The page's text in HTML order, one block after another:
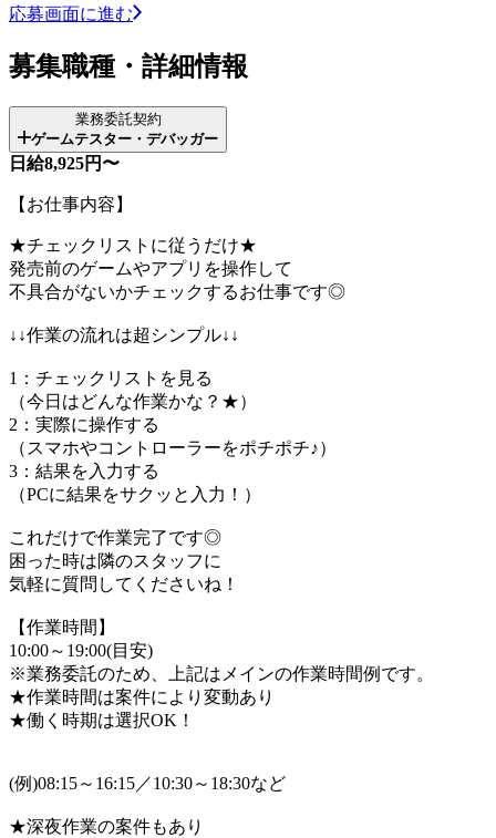
応募画面に進む
募集職種・詳細情報
業務委託契約
ゲームテスター・デバッガー
日給8,925円〜
【お仕事内容】
★チェックリストに従うだけ★
発売前のゲームやアプリを操作して
不具合がないかチェックするお仕事です◎
↓↓作業の流れは超シンプル↓↓
1：チェックリストを見る
（今日はどんな作業かな？★）
2：実際に操作する
（スマホやコントローラーをポチポチ♪）
3：結果を入力する
（PCに結果をサクッと入力！）
これだけで作業完了です◎
困った時は隣のスタッフに
気軽に質問してくださいね！
【作業時間】
10:00～19:00(目安)
※業務委託のため、上記はメインの作業時間例です。
★作業時間は案件により変動あり
★働く時期は選択OK！
(例)08:15～16:15／10:30～18:30など
★深夜作業の案件もあり